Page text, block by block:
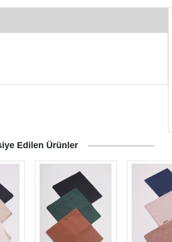
Edilen Ürünler